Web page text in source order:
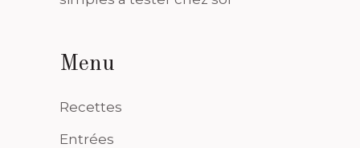
Menu
Recettes
Entrées